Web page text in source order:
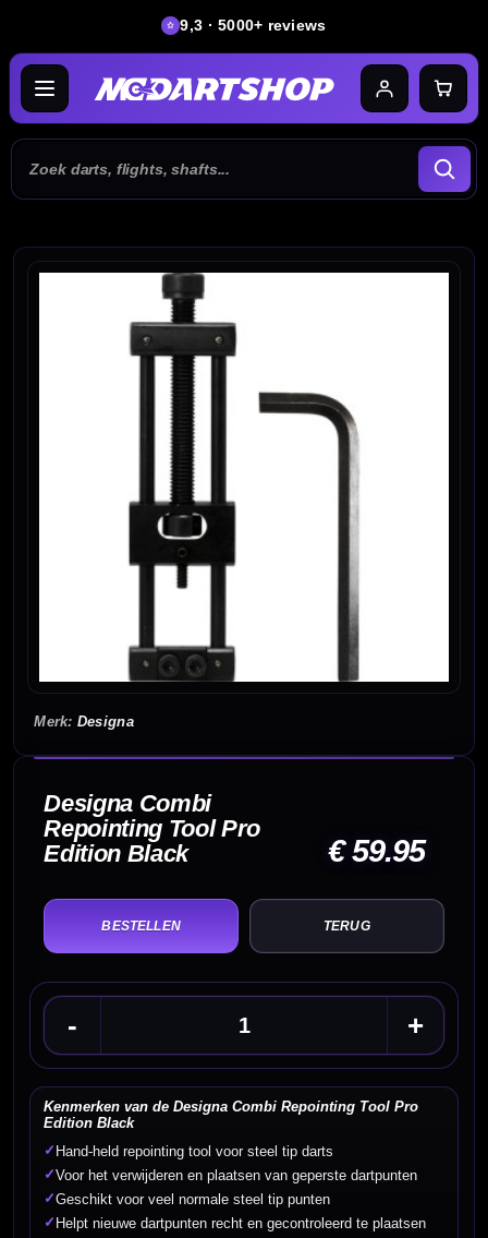
9,3 · 5000+ reviews
Designa
Designa Combi
Repointing Tool Pro
Edition Black
€ 59.95
TERUG
Kenmerken van de Designa Combi Repointing Tool Pro
Edition Black
✓ Hand-held repointing tool voor steel tip darts
✓Voor het verwijderen en plaatsen van geperste dartpunten
✓Geschikt voor veel normale steel tip punten
✓ Helpt nieuwe dartpunten recht en gecontroleerd te plaatsen
- +